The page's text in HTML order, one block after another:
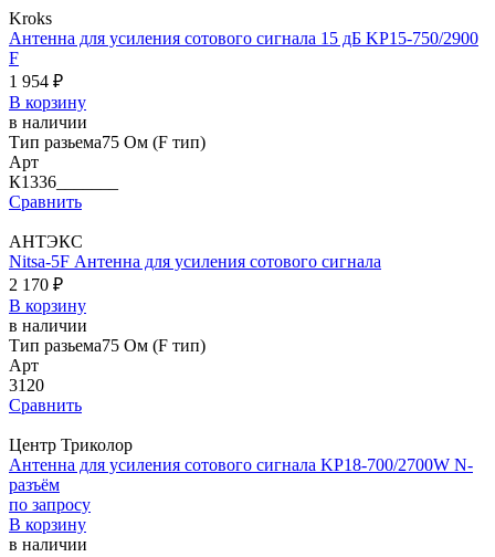
Kroks
Антенна для усиления сотового сигнала 15 дБ KP15-750/2900
F
1 954 ₽
В корзину
в наличии
Тип разьема75 Ом (F тип)
Арт
К1336_______
Сравнить
АНТЭКС
Nitsa-5F Антенна для усиления сотового сигнала
2 170 ₽
В корзину
в наличии
Тип разьема75 Ом (F тип)
Арт
3120
Сравнить
Центр Триколор
Антенна для усиления сотового сигнала KP18-700/2700W N-
разъём
по запросу
В корзину
в наличии